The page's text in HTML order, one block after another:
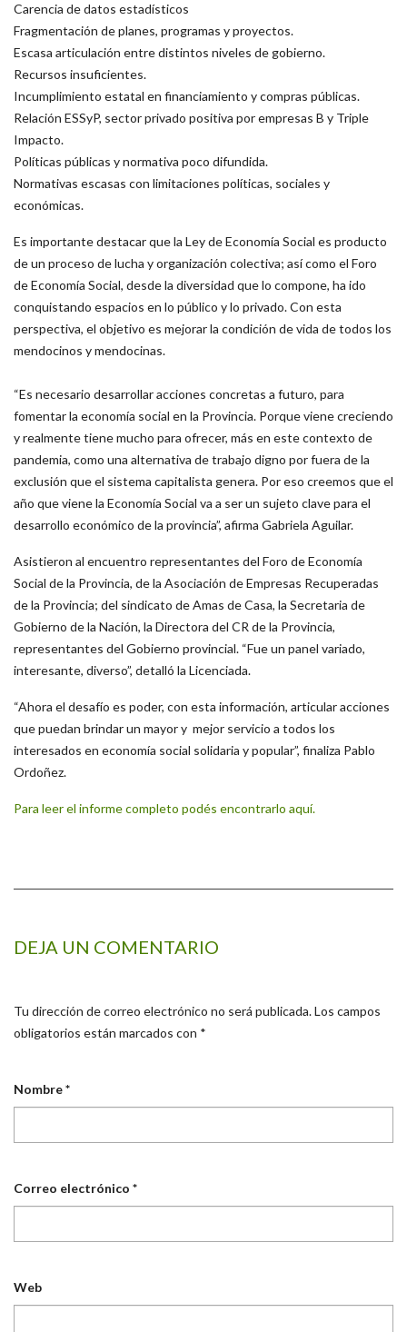
Carencia de datos estadísticos
Fragmentación de planes, programas y proyectos.
Escasa articulación entre distintos niveles de gobierno.
Recursos insuficientes.
Incumplimiento estatal en financiamiento y compras públicas.
Relación ESSyP, sector privado positiva por empresas B y Triple
Impacto.
Políticas públicas y normativa poco difundida.
Normativas escasas con limitaciones políticas, sociales y
económicas.
Es importante destacar que la Ley de Economía Social es producto
de un proceso de lucha y organización colectiva; así como el Foro
de Economía Social, desde la diversidad que lo compone, ha ido
conquistando espacios en lo público y lo privado. Con esta
perspectiva, el objetivo es mejorar la condición de vida de todos los
mendocinos y mendocinas.
“Es necesario desarrollar acciones concretas a futuro, para
fomentar la economía social en la Provincia. Porque viene creciendo
y realmente tiene mucho para ofrecer, más en este contexto de
pandemia, como una alternativa de trabajo digno por fuera de la
exclusión que el sistema capitalista genera. Por eso creemos que el
año que viene la Economía Social va a ser un sujeto clave para el
desarrollo económico de la provincia”, afirma Gabriela Aguilar.
Asistieron al encuentro representantes del Foro de Economía
Social de la Provincia, de la Asociación de Empresas Recuperadas
de la Provincia; del sindicato de Amas de Casa, la Secretaria de
Gobierno de la Nación, la Directora del CR de la Provincia,
representantes del Gobierno provincial. “Fue un panel variado,
interesante, diverso”, detalló la Licenciada.
“Ahora el desafío es poder, con esta información, articular acciones
que puedan brindar un mayor y mejor servicio a todos los
interesados en economía social solidaria y popular”, finaliza Pablo
Ordoñez.
Para leer el informe completo podés encontrarlo aquí.
DEJA UN COMENTARIO
Tu dirección de correo electrónico no será publicada.Los campos
obligatorios están marcados con *
Nombre*
Correo electrónico *
Web